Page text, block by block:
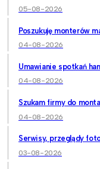
05-08-2026
Poszukuję monterów
04-08-2026
Umawianie spotkań
04-08-2026
Szukam firmy do
04-08-2026
Serwisy, przeglądy
03-08-2026